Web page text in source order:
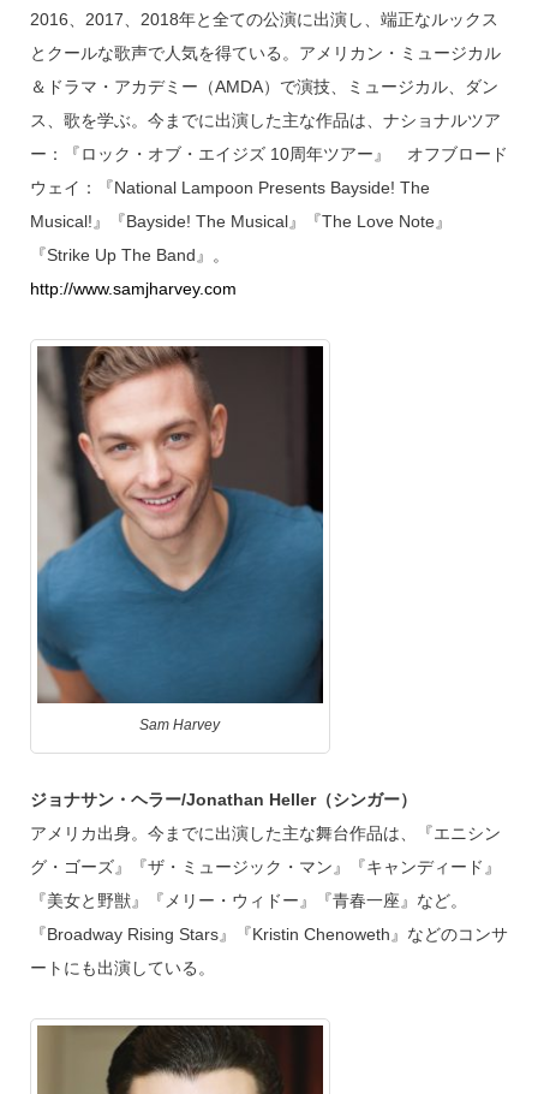
2016、2017、2018年と全ての公演に出演し、端正なルックス
とクールな歌声で人気を得ている。アメリカン・ミュージカル
＆ドラマ・アカデミー（AMDA）で演技、ミュージカル、ダン
ス、歌を学ぶ。今までに出演した主な作品は、ナショナルツア
ー：『ロック・オブ・エイジズ 10周年ツアー』 オフブロード
ウェイ：『National Lampoon Presents Bayside! The
Musical!』『Bayside! The Musical』『The Love Note』
『Strike Up The Band』。
http://www.samjharvey.com
Sam Harvey
ジョナサン・ヘラー/Jonathan Heller（シンガー）
アメリカ出身。今までに出演した主な舞台作品は、『エニシン
グ・ゴーズ』『ザ・ミュージック・マン』『キャンディード』
『美女と野獣』『メリー・ウィドー』『青春一座』など。
『Broadway Rising Stars』『Kristin Chenoweth』などのコンサ
ートにも出演している。